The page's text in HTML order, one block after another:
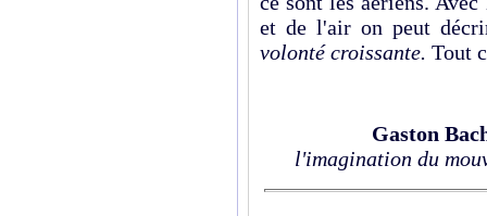
et de l'air on peut
volonté croissante. Tout
Gaston
l'imagination du